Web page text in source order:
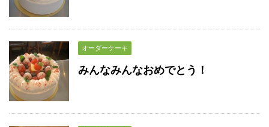
オーダーケーキ
みんなみんなおめでとう！